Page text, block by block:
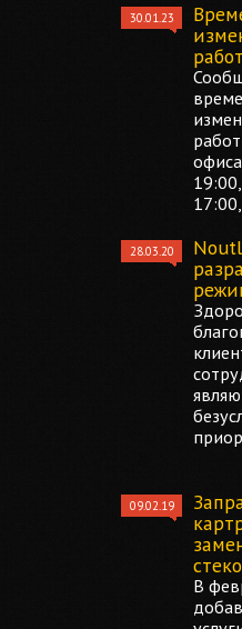
30.01.23
28.03.20
09.02.19
В